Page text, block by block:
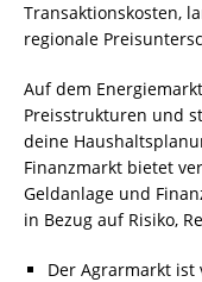
Transaktionskosten,
regionale
Auf dem
Preisstrukturen und
deine
Finanzmarkt bietet
Geldanlage und
in Bezug auf Risiko,
Der Agrarmarkt